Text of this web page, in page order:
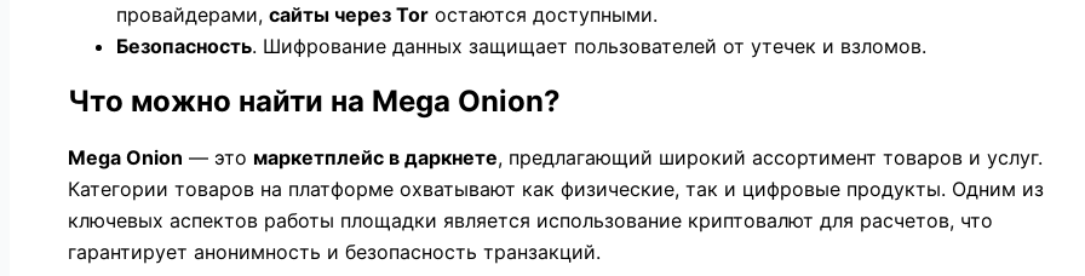
провайдерами, сайты через Tor остаются доступными.
Безопасность. Шифрование данных защищает пользователей от утечек и взломов.
Что можно найти на Mega Onion?
Mega Onion — это маркетплейс в даркнете, предлагающий широкий ассортимент товаров и услуг.
Категории товаров на платформе охватывают как физические, так и цифровые продукты. Одним из
ключевых аспектов работы площадки является использование криптовалют для расчетов, что
гарантирует анонимность и безопасность транзакций.